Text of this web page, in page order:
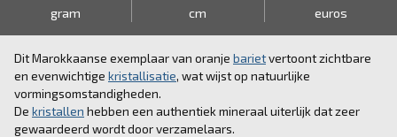
gram cm euros
Dit Marokkaanse exemplaar van oranje barietvertoont zichtbare
en evenwichtige kristallisatie, wat wijst op natuurlijke
vormingsomstandigheden.
De kristallen hebben een authentiek mineraal uiterlijk dat zeer
gewaardeerd wordt door verzamelaars.